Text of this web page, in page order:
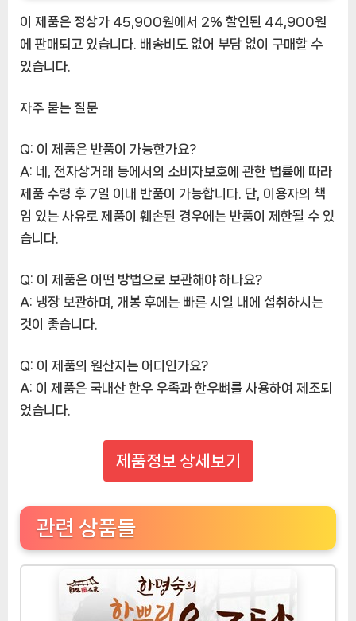
이 제품은 정상가 45,900원에서 2% 할인된 44,900원
에 판매되고 있습니다. 배송비도 없어 부담 없이 구매할 수
있습니다.
자주 묻는 질문
Q: 이 제품은 반품이 가능한가요?
A: 네, 전자상거래 등에서의 소비자보호에 관한 법률에 따라
제품 수령 후 7일 이내 반품이 가능합니다. 단, 이용자의 책
임 있는 사유로 제품이 훼손된 경우에는 반품이 제한될 수 있
습니다.
Q: 이 제품은 어떤 방법으로 보관해야 하나요?
A: 냉장 보관하며, 개봉 후에는 빠른 시일 내에 섭취하시는
것이 좋습니다.
Q: 이 제품의 원산지는 어디인가요?
A: 이 제품은 국내산 한우 우족과 한우뼈를 사용하여 제조되
었습니다.
제품정보 상세보기
관련 상품들